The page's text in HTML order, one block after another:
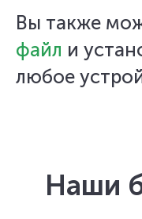
Вы также
файл и
любое
Наши